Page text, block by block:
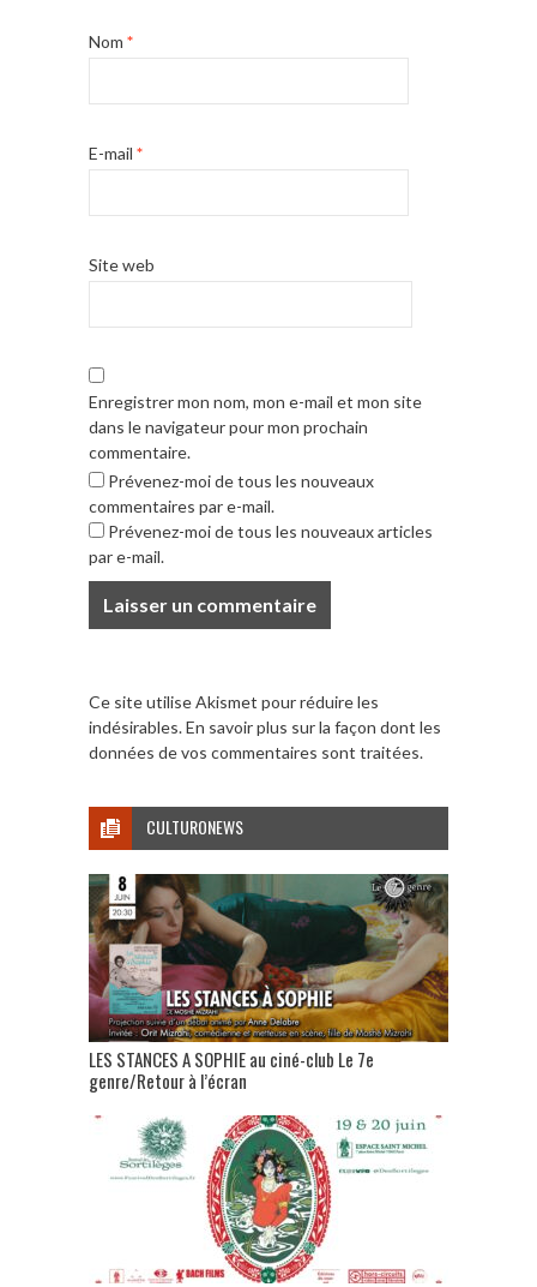
Nom *
E-mail *
Site web
Enregistrer mon nom, mon e-mail et mon site
dans le navigateur pour mon prochain
commentaire.
Prévenez-moi de tous les nouveaux
commentaires par e-mail.
Prévenez-moi de tous les nouveaux articles
par e-mail.
Ce site utilise Akismet pour réduire les
indésirables.En savoir plus sur la façon dont les
données de vos commentaires sont traitées.
CULTURONEWS
LES STANCES A SOPHIE au ciné-club Le 7e
genre/Retour à l’écran